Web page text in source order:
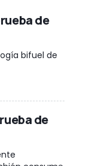
de
bifuel de
de